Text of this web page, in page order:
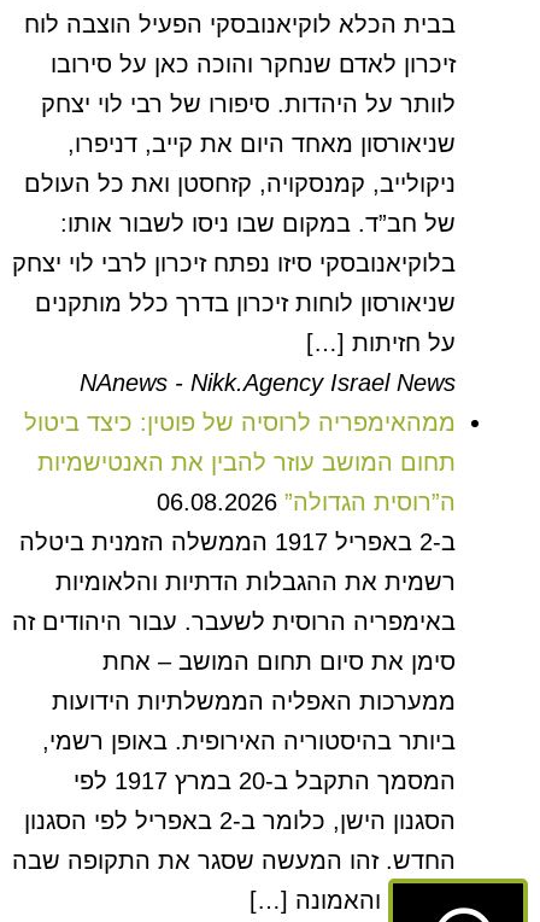
בבית הכלא לוקיאנובסקי הפעיל הוצבה לוח
זיכרון לאדם שנחקר והוכה כאן על סירובו
לוותר על היהדות. סיפורו של רבי לוי יצחק
שניאורסון מאחד היום את קייב, דניפרו,
ניקולייב, קמנסקויה, קזחסטן ואת כל העולם
של חב”ד. במקום שבו ניסו לשבור אותו:
בלוקיאנובסקי סיזו נפתח זיכרון לרבי לוי יצחק
שניאורסון לוחות זיכרון בדרך כלל מותקנים
על חזיתות […]
NAnews - Nikk.Agency Israel News
ממהאימפריה לרוסיה של פוטין: כיצד ביטול
תחום המושב עוזר להבין את האנטישמיות
ה”רוסית הגדולה” 06.08.2026
ב-2 באפריל 1917 הממשלה הזמנית ביטלה
רשמית את ההגבלות הדתיות והלאומיות
באימפריה הרוסית לשעבר. עבור היהודים זה
סימן את סיום תחום המושב – אחת
ממערכות האפליה הממשלתיות הידועות
ביותר בהיסטוריה האירופית. באופן רשמי,
המסמך התקבל ב-20 במרץ 1917 לפי
הסגנון הישן, כלומר ב-2 באפריל לפי הסגנון
החדש. זהו המעשה שסגר את התקופה שבה
המוצא והאמונה […]